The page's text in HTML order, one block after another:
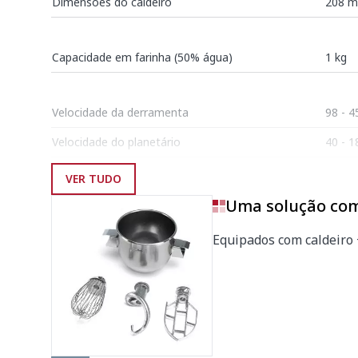
Capacidade em farinha (50% água) 1 kg
Velocidade da derramenta
98 -
Velocidade do planetário
40 -
Potência Total
Dimensões exteriores
310
Profundidade
Altura
VER TUDO
Uma solução
Equipados com caldeiro